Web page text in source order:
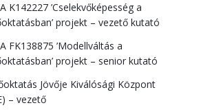
K142227 ’Cselekvőképesség a
projekt – vezető kutató
FK138875 ’Modellváltás a
projekt – senior kutató
Jövője Kiválósági Központ
– vezető